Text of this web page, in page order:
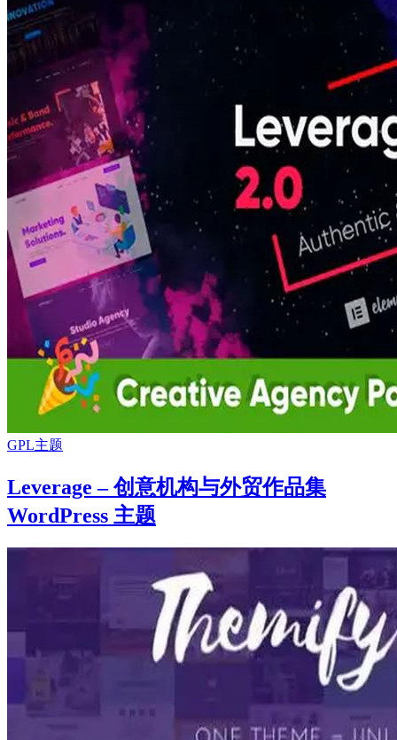
GPL主题
Leverage – 创意机构与外贸作品集
WordPress 主题